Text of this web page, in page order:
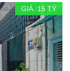
GIÁ :15 TỶ